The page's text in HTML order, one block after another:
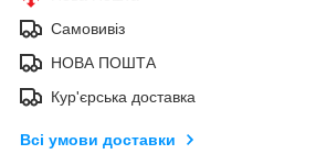
Самовивіз
НОВА ПОШТА
Кур'єрська доставка
Всі умови доставки